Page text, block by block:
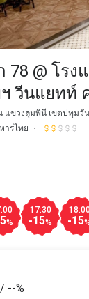
78 @ โร
วีนแยทท์
Collection
แขวงลุมพินี เขตปทุมวัน
ารไทย
%
17:30
-15%
18:00
-15
/ --%